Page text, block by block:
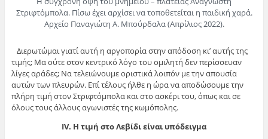
Στριφτόμπολα. Πίσω έχει αρχίσει να τοποθετείται η παιδική χαρά.
Αρχείο Παναγιώτη Α. Μπούρδαλα (Απρίλιος 2022).
Διερωτώμαι γιατί αυτή η αργοπορία στην απόδοση κι’ αυτής της
τιμής; Μα ούτε στον κεντρικό λόγο του ομιλητή δεν περίσσευαν
λίγες αράδες; Να τελειώνουμε οριστικά λοιπόν με την απουσία
αυτών των πλευρών. Επί τέλους ήλθε η ώρα να αποδώσουμε την
πλήρη τιμή στον Στριφτόμπολα και στο ασκέρι του, όπως και σε
όλους τους άλλους αγωνιστές της κωμόπολης.
IV. Η τιμή στο Λεβίδι είναι υπόδειγμα